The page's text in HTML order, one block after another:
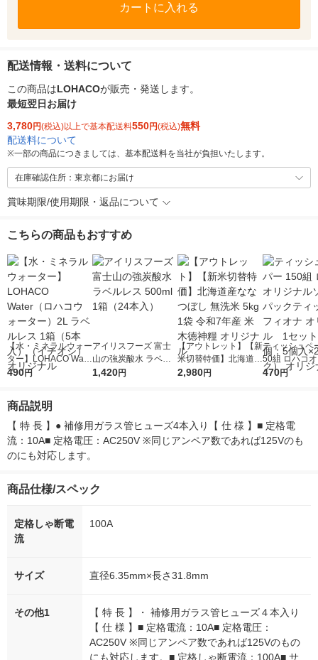
カートに入れる
配送情報・送料について
この商品はLOHACOが販売・発送します。
最短翌日お届け
3,780円(税込)以上で基本配送料550円(税込)無料
配送料について
※一部の商品につきましては、基本配送料を当社が負担いたします。
在庫確認住所：東京都にお届け
賞味期限/使用期限・返品について
こちらの商品もおすすめ
【水・ミネラルウォー
ター】LOHACO Wate
r（ロハコウォータ
シ） オリジナル
490円
アイリスフーズ 富士
山の強炭酸水 ラベル
レス 500ml 1箱（24
1,420円
【アウトレット】【新
米切替特価】北海道産
ななつぼし 無洗米 5k
2,980円
ティッシュペ
50組 ロハコ
ルソフトパッ
オリジナル
470円
商品説明
【 特 長 】● 補修用ガラス管ヒューズ4本入り【 仕 様 】■ 定格電
流：10A■ 定格電圧：AC250V ※同じアンペア数であれば125Vのも
のにも対応します。
商品仕様/スペック
定格しゃ断電
流
100A
サイズ 直径6.35mm×長さ31.8mm
その他1
【 特 長 】・ 補修用ガラス管ヒューズ４本入り
【 仕 様 】■ 定格電流：10A■ 定格電圧：
AC250V ※同じアンペア数であれば125Vのもの
にも対応します。■ 定格しゃ断電流：100A■ サ